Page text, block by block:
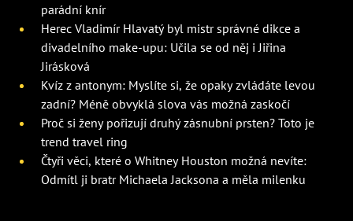
parádní knír
Herec Vladimír Hlavatý byl mistr správné dikce a
divadelního make-upu: Učila se od něj i Jiřina
Jirásková
Kvíz z antonym: Myslíte si, že opaky zvládáte levou
zadní? Méně obvyklá slova vás možná zaskočí
Proč si ženy pořizují druhý zásnubní prsten? Toto je
trend travel ring
Čtyři věci, které o Whitney Houston možná nevíte:
Odmítl ji bratr Michaela Jacksona a měla milenku